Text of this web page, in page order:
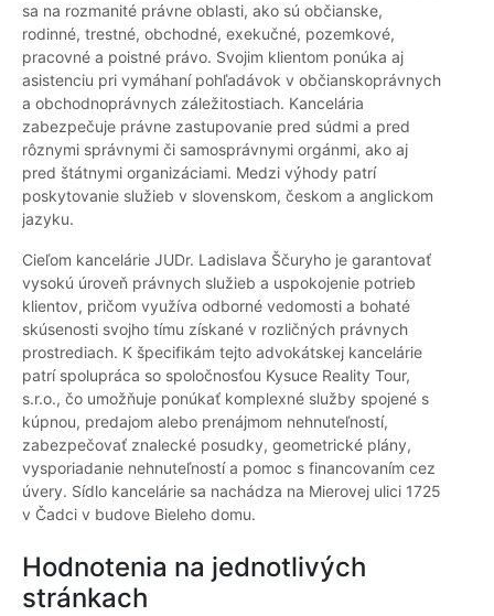
sa na rozmanité právne oblasti, ako sú občianske,
rodinné, trestné, obchodné, exekučné, pozemkové,
pracovné a poistné právo. Svojim klientom ponúka aj
asistenciu pri vymáhaní pohľadávok v občianskoprávnych
a obchodnoprávnych záležitostiach. Kancelária
zabezpečuje právne zastupovanie pred súdmi a pred
rôznymi správnymi či samosprávnymi orgánmi, ako aj
pred štátnymi organizáciami. Medzi výhody patrí
poskytovanie služieb v slovenskom, českom a anglickom
jazyku.
Cieľom kancelárie JUDr. Ladislava Ščuryho je garantovať
vysokú úroveň právnych služieb a uspokojenie potrieb
klientov, pričom využíva odborné vedomosti a bohaté
skúsenosti svojho tímu získané v rozličných právnych
prostrediach. K špecifikám tejto advokátskej kancelárie
patrí spolupráca so spoločnosťou Kysuce Reality Tour,
s.r.o., čo umožňuje ponúkať komplexné služby spojené s
kúpnou, predajom alebo prenájmom nehnuteľností,
zabezpečovať znalecké posudky, geometrické plány,
vysporiadanie nehnuteľností a pomoc s financovaním cez
úvery. Sídlo kancelárie sa nachádza na Mierovej ulici 1725
v Čadci v budove Bieleho domu.
Hodnotenia na jednotlivých
stránkach